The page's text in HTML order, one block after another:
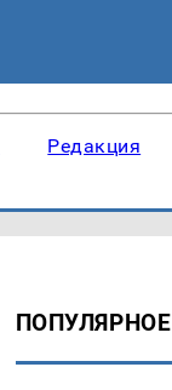
Редакция
ПОПУЛЯРНОЕ